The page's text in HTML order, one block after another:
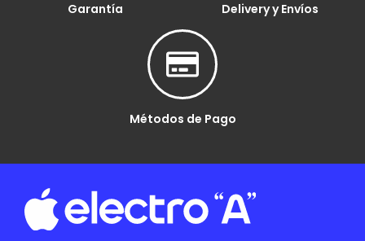
Garantía Delivery y Envíos
Métodos de Pago